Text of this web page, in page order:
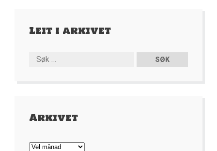
Leit i arkivet
Arkivet
Arkivet